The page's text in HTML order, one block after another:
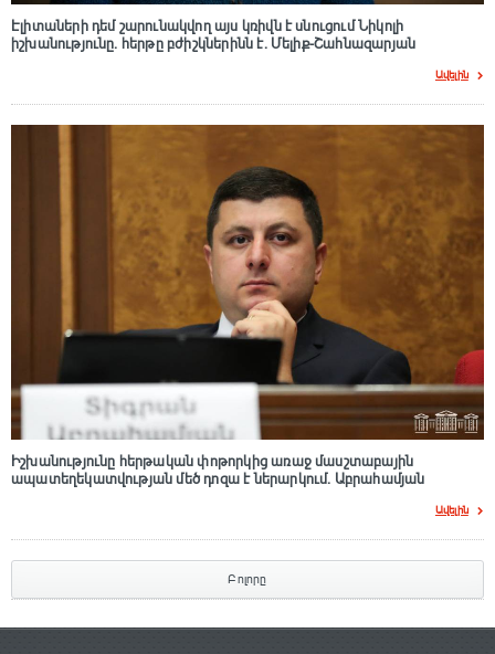
Էլիտաների դեմ շարունակվող այս կռիվն է սնուցում Նիկոլի
իշխանությունը. հերթը բժիշկներինն է. Մելիք-Շահնազարյան
Ավելին
Իշխանությունը հերթական փոթորկից առաջ մասշտաբային
ապատեղեկատվության մեծ դnզա է ներարկում․ Աբրահամյան
Ավելին
Բոլորը